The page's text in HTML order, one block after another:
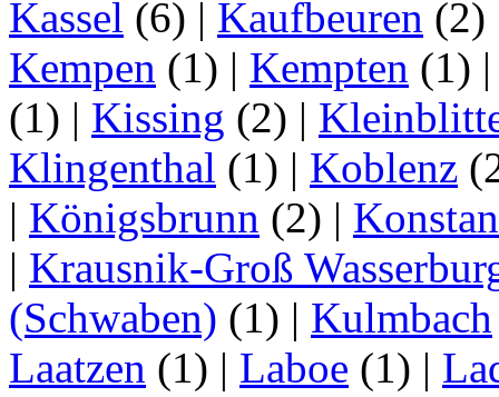
Kassel (6) | Kaufbeuren (2)
Kempen (1) | Kempten (1)
(1) | Kissing (2) |
Klingenthal (1) | Koblenz
| Königsbrunn (2) |
| Krausnik-Groß
(Schwaben) (1) | Kulmbach
Laatzen (1) | Laboe (1) |